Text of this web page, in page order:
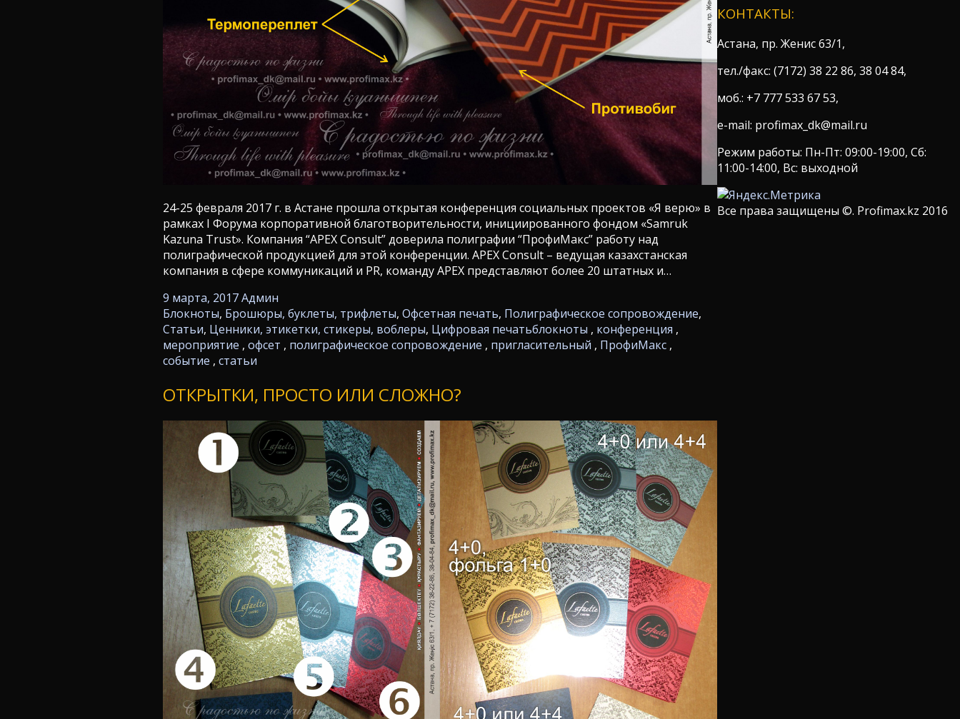
24-25 февраля 2017 г. в Астане прошла открытая конференция социальных проектов «Я верю» в
рамках I Форума корпоративной благотворительности, инициированного фондом «Samruk
Kazuna Trust». Компания “APEX Consult” доверила полиграфии “ПрофиМакс” работу над
полиграфической продукцией для этой конференции. APEX Consult – ведущая казахстанская
компания в сфере коммуникаций и PR, команду APEX представляют более 20 штатных и…
9 марта, 2017Админ
Блокноты, Брошюры, буклеты, трифлеты, Офсетная печать, Полиграфическое сопровождение,
Статьи, Ценники, этикетки, стикеры, воблеры, Цифровая печатьблокноты , конференция ,
мероприятие , офсет , полиграфическое сопровождение , пригласительный , ПрофиМакс,
событие , статьи
ОТКРЫТКИ, ПРОСТО ИЛИ СЛОЖНО?
КОНТАКТЫ:
Астана, пр. Женис 63/1,
тел./факс: (7172) 38 22 86, 38 04 84,
моб.: +7 777 533 67 53,
e-mail: profimax_dk@mail.ru
Режим работы: Пн-Пт: 09:00-19:00, Сб:
11:00-14:00, Вс: выходной
Все права защищены ©. Profimax.kz 2016